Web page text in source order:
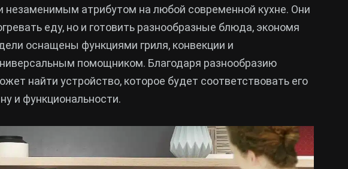
незаменимым атрибутом на любой современной кухне. Они
еду, но и готовить разнообразные блюда, экономя
оснащены функциями гриля, конвекции и
помощником. Благодаря разнообразию
найти устройство, которое будет соответствовать его
и функциональности.